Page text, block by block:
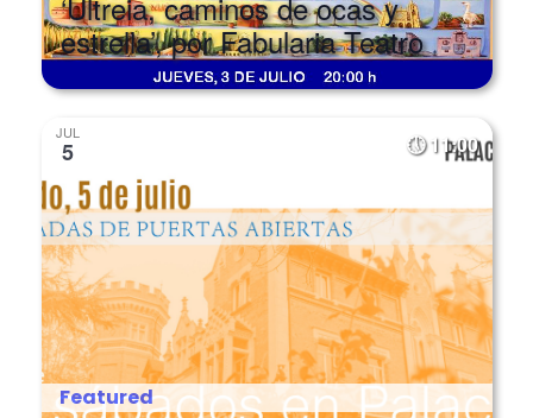
estrella’, por Fabularia Teatro
JUL
5 11:00
Featured